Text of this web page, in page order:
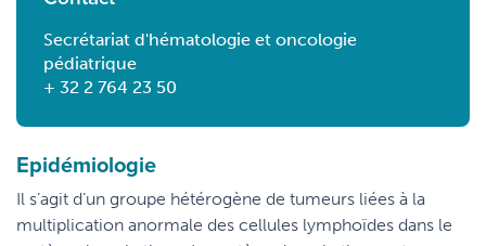
Secrétariat d'hématologie et oncologie
pédiatrique
+ 32 2 764 23 50
Epidémiologie
Il s’agit d’un groupe hétérogène de tumeurs liées à la
multiplication anormale des cellules lymphoïdes dans le